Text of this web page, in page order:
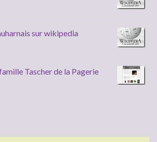
sur wikipedia
Tascher de la Pagerie